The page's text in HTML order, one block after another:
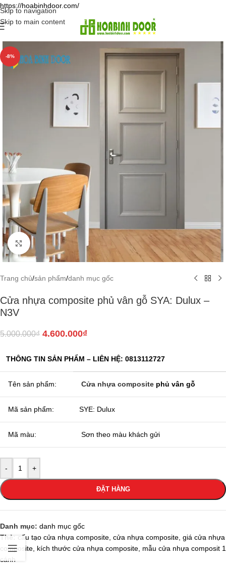
https://hoabinhdoor.com/
Skip to navigation
Skip to main content
-8%
Click to enlarge
Trang chủ/sản phẩm/danh mục gốc
Cửa nhựa composite phủ vân gỗ SYA: Dulux –
N3V
5.000.000₫ 4.600.000₫
THÔNG TIN SẢN PHẨM – LIÊN HỆ: 0813112727
Tên sản phẩm: Cửa nhựa composite phủ vân gỗ
Mã sản phẩm: SYE: Dulux
Mã màu: Sơn theo màu khách gửi
- +
ĐẶT HÀNG
Danh mục: danh mục gốc
Thẻ:
cấu tạo cửa nhựa composite cửa nhựa composite giá cửa nhựa
composite kích thước cửa nhựa composite mẫu cửa nhựa composit 1
cánh